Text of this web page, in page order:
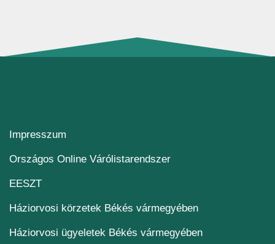
Impresszum
Országos Online Várólistarendszer(új ablakban nyílik
EESZT(új ablakban nyílik meg)
Háziorvosi körzetek Békés vármegyében
Háziorvosi ügyeletek Békés vármegyében